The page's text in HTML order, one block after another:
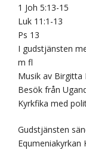
1 Joh 5:13-15
Luk 11:1-13
Ps 13
I gudstjänsten
m fl
Musik av Birgitta
Besök från
Kyrkfika med
Gudstjänsten
Equmeniakyrkan